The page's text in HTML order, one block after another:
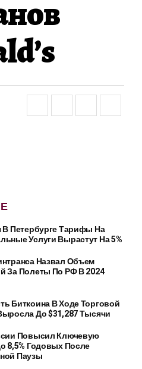
Петербурге Тарифы На
Услуги Вырастут На 5%
Назвал Объем
За Полеты По РФ В 2024
Биткоина В Ходе Торговой
До $31,287 Тысячи
Повысил Ключевую
8,5% Годовых После
Паузы